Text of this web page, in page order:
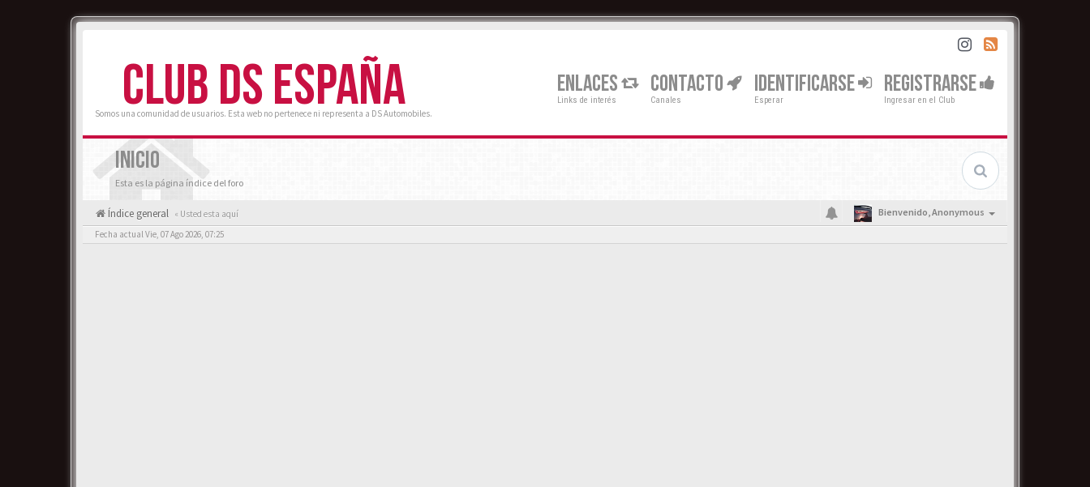
CLUB DS ESPAÑA
Somos una comunidad de usuarios. Esta web no pertenece ni representa a DS Automobiles.
ENLACES
Links de interés
CONTACTO
Canales
IDENTIFICARSE
Esperar
REGISTRARSE
Ingresar en el Club
INICIO
Esta es la página índice del foro
Índice general « Usted esta aquí Bienvenido,Anonymous
Fecha actual Vie, 07 Ago 2026, 07:25